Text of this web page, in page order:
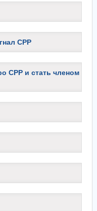
СРР
СРР и стать членом